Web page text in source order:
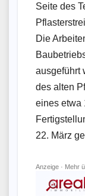
Seite des
Die
ausgeführt
des alten
eines etwa
22. März
Anzeige · Mehr